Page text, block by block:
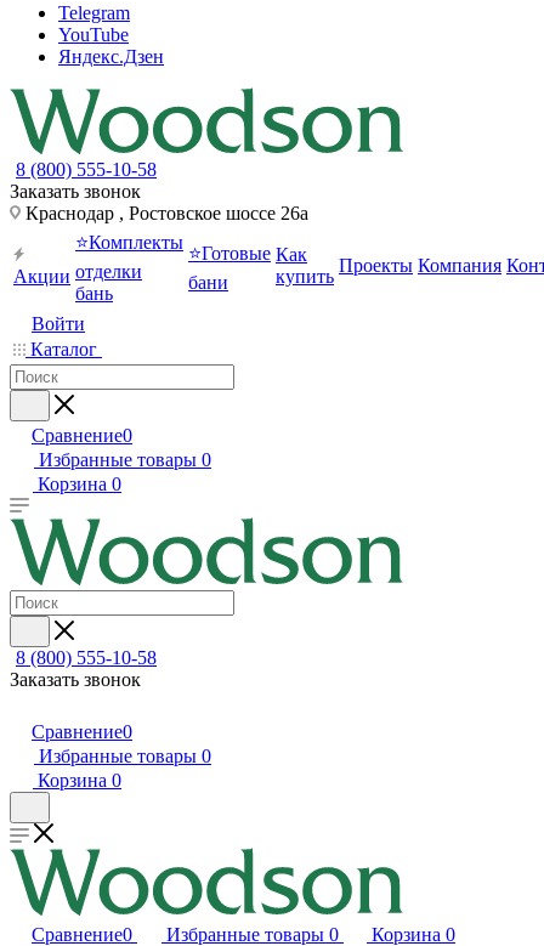
Telegram
YouTube
Яндекс.Дзен
8 (800) 555-10-58
Заказать звонок
Краснодар , Ростовское шоссе 26а
Акции
⭐Комплекты
отделки
бань
⭐Готовые
бани
Как
купить
Проекты Компания
Войти
Каталог
Сравнение0
Избранные товары 0
Корзина 0
8 (800) 555-10-58
Заказать звонок
Сравнение0
Избранные товары 0
Корзина 0
Сравнение0 Избранные товары 0 Корзина 0